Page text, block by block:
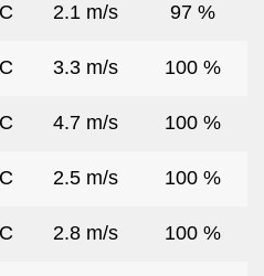
2.1 m/s 97 %
3.3 m/s 100 %
4.7 m/s 100 %
2.5 m/s 100 %
2.8 m/s 100 %